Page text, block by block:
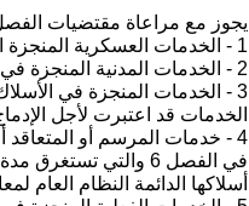
يجوز مع مراعاة مقتضيات الفصل 20 من هذا القانون أن تعتبر في اكتساب الحق في معاش
1 - الخدمات العسكرية المنجزة ابتداء من سن الثامنة عشرة في القوات المسلحة الملكية ؛
2 - الخدمات المدنية المنجزة في الأسلاك الدائمة لإدارات دولة أجنبية إذا كانت هذه الخدمات قد اعتبرت لأجل الإدماج وإعادة الترتيب في الأسلاك الوطنية؛
3 - الخدمات المنجزة في
الخدمات قد اعتبرت لأجل
4 - خدمات المرسم أو
في الفصل 6 والتي
أسلاكها الدائمة النظام العام